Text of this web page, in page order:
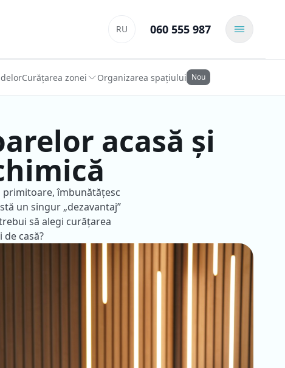
RU 060 555 987
Curățarea zonei Organizarea spațiului Nou
acasă și
primitoare, îmbunătățesc
un singur „dezavantaj”
să alegi curățarea
casă?